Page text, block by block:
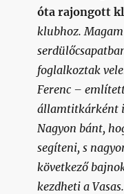
óta rajongott
klubhoz.
foglalkoztak
Ferenc –
államtitkárként
Nagyon bánt,
segíteni, s
következő
kezdheti a